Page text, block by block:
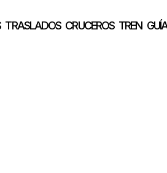
TRASLADOS CRUCEROS TREN